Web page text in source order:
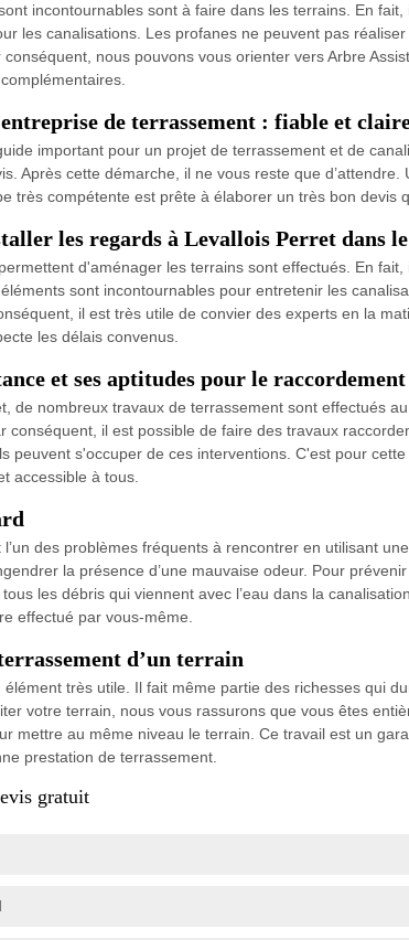
incontournables sont à faire dans les terrains. En
les canalisations. Les profanes ne peuvent pas
conséquent, nous pouvons vous orienter vers Arbre
entreprise de terrassement : fiable et
important pour un projet de terrassement et de
Après cette démarche, il ne vous reste que
très compétente est prête à élaborer un très bon devis
les regards à Levallois Perret dans
d'aménager les terrains sont effectués. En
sont incontournables pour entretenir les
il est très utile de convier des experts en la
les délais convenus.
et ses aptitudes pour le
de nombreux travaux de terrassement sont effectués
conséquent, il est possible de faire des travaux
peuvent s'occuper de ces interventions. C'est pour
accessible à tous.
l’un des problèmes fréquents à rencontrer en utilisant
la présence d’une mauvaise odeur. Pour
les débris qui viennent avec l’eau dans la
effectué par vous-même.
d’un terrain
très utile. Il fait même partie des richesses qui
votre terrain, nous vous rassurons que vous êtes
mettre au même niveau le terrain. Ce travail est un
prestation de terrassement.
gratuit